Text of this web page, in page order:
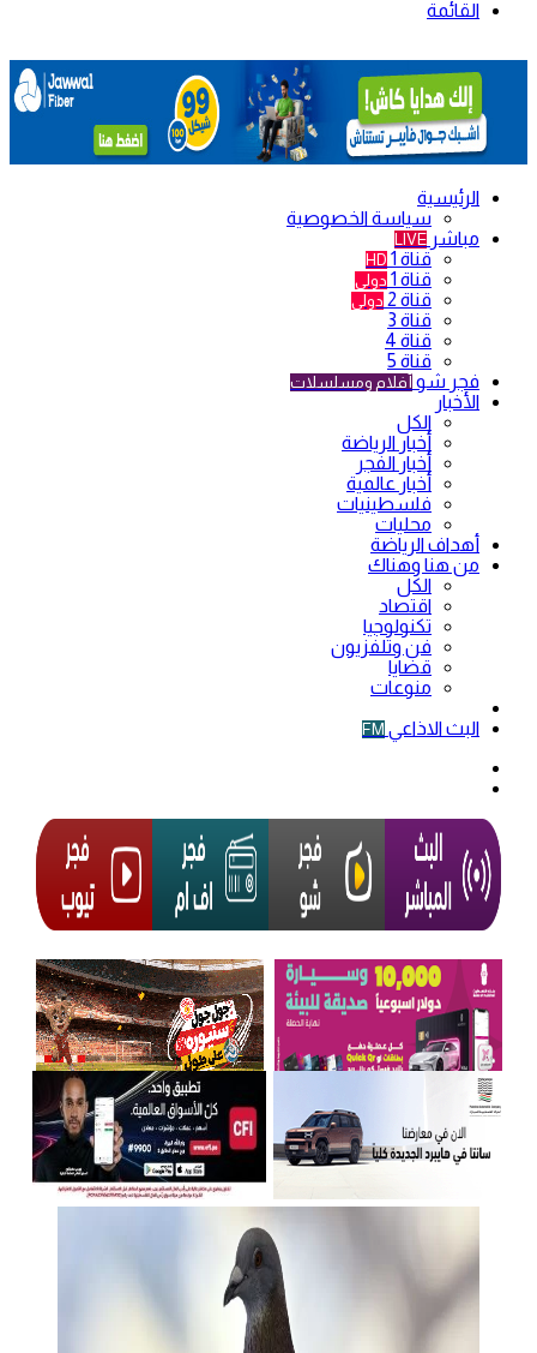
القائمة
الرئيسية
سياسة الخصوصية
مباشر LIVE
قناة 1 HD
قناة 1 دولي
قناة 2 دولي
قناة 3
قناة 4
قناة 5
فجر شو أفلام ومسلسلات
الأخبار
الكل
أخبار الرياضة
أخبار الفجر
أخبار عالمية
فلسطينيات
محليات
أهداف الرياضة
من هنا وهناك
الكل
اقتصاد
تكنولوجيا
فن وتلفزيون
قضايا
منوعات
البث الاذاعي FM